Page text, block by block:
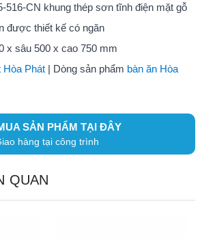
516-CN khung thép sơn tĩnh điện mặt gỗ
được thiết kế có ngăn
x sâu 500 x cao 750 mm
Hòa Phát| Dòng sản phẩm bàn ăn Hòa
SẢN PHẨM TẠI ĐÂY
hàng tại công trình
QUAN